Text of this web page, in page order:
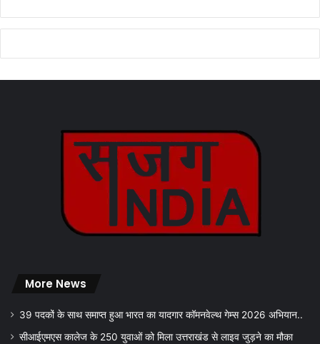
More News
39 पदकों के साथ समाप्त हुआ भारत का यादगार कॉमनवेल्थ गेम्स 2026 अभियान..
सीआईएमएस कालेज के 250 युवाओं को मिला उत्तराखंड से लाइव जुड़ने का मौका